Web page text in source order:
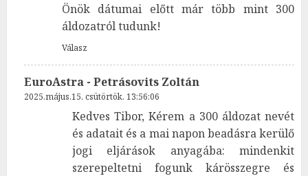
Önök dátumai előtt már több mint 300
áldozatról tudunk!
Válasz
EuroAstra - Petrásovits Zoltán
2025.május.15. csütörtök. 13:56:06
Kedves Tibor, Kérem a 300 áldozat nevét
és adatait és a mai napon beadásra kerülő
jogi eljárások anyagába: mindenkit
szerepeltetni fogunk kárösszegre és